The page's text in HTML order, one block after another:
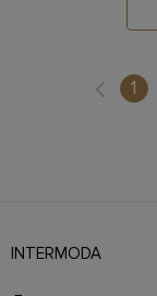
1
INTERMODA